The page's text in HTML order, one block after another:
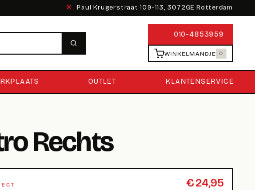
※ Paul Krugerstraat 109-113, 3072GE Rotterdam
010-4853959
WINKELMANDJE 0
OUTLET KLANTENSERVICE
Rechts
€24,95